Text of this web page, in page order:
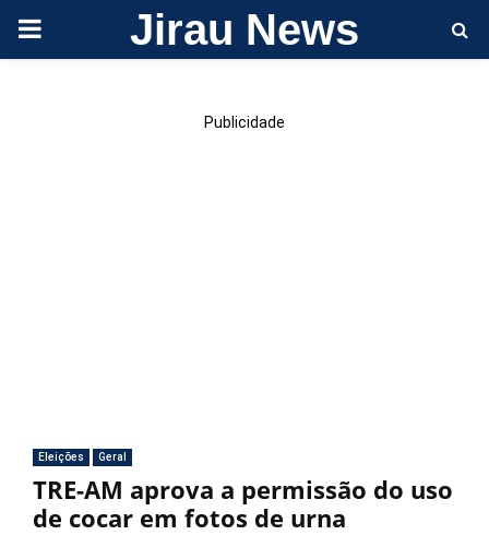
PRIMARY Jirau News
Publicidade
Eleições Geral
TRE-AM aprova a permissão do uso
de cocar em fotos de urna